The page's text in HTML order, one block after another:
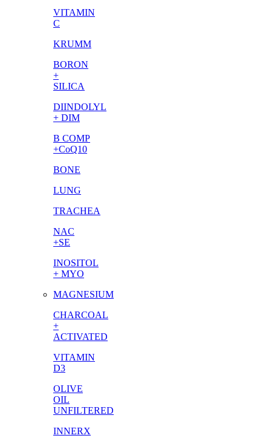
VITAMIN
C
KRUMM
BORON
+
SILICA
DIINDOLYL
+ DIM
B COMP
+CoQ10
BONE
LUNG
TRACHEA
NAC
+SE
INOSITOL
+ MYO
MAGNESIUM
CHARCOAL
+
ACTIVATED
VITAMIN
D3
OLIVE
OIL
UNFILTERED
INNERX